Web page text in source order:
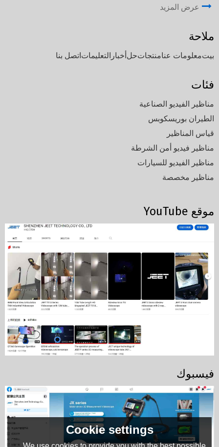
عرض المزيد
ملاحة
بيتمعلومات عنامنتجاتحلأخبار التعليماتاتصل بنا
فئات
مناظير الفيديو الصناعية
الطيران بوريسكوبس
قياس المناظير
مناظير فيديو أمن الشرطة
مناظير الفيديو للسيارات
مناظير مخصصة
موقع YouTube
فيسبوك
Cookie settings